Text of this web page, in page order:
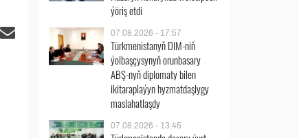
ýöriş etdi
07.08.2026 - 17:57
Türkmenistanyň DIM-niň
ýolbaşçysynyň orunbasary
ABŞ-nyň diplomaty bilen
ikitaraplaýyn hyzmatdaşlygy
maslahatlaşdy
07.08.2026 - 13:45